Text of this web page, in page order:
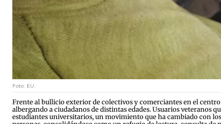
Foto: EU.
Frente al bullicio exterior de colectivos y comerciantes en el
albergando a ciudadanos de distintas edades. Usuarios veteranos
estudiantes universitarios, un movimiento que ha cambiado con